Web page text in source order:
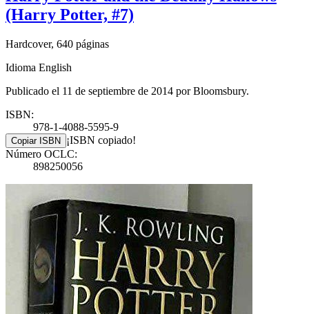
(Harry Potter, #7)
Hardcover, 640 páginas
Idioma English
Publicado el 11 de septiembre de 2014 por Bloomsbury.
ISBN:
978-1-4088-5595-9
Copiar ISBN
¡ISBN copiado!
Número OCLC:
898250056